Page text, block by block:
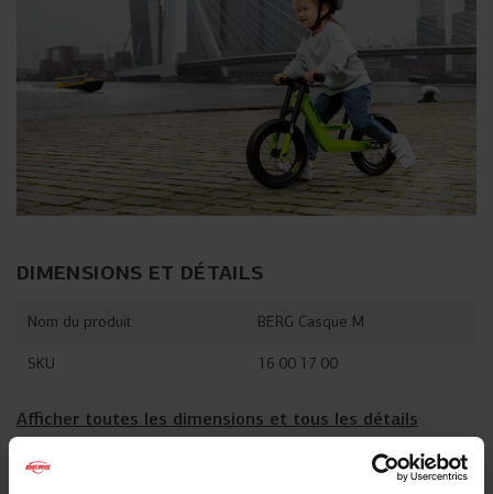
DIMENSIONS ET DÉTAILS
Nom du produit BERG Casque M
SKU 16.00.17.00
Afficher toutes les dimensions et tous les détails